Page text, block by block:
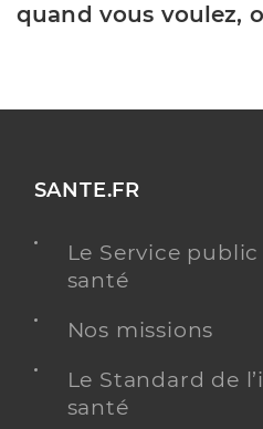
quand vous voulez,
SANTE.FR
Le Service
santé
Nos missions
Le Standard de
santé